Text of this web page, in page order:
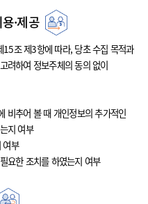
·제공
조 제3항에 따라, 당초 수집 목적과
려하여 정보주체의 동의 없이
비추어 볼 때 개인정보의 추가적인
지 여부
여부
요한 조치를 하였는지 여부